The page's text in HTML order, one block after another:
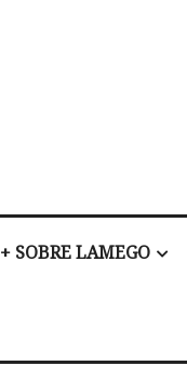
+ SOBRE LAMEGO